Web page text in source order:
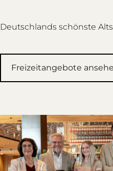
Deutschlands schönste
Freizeitangebote